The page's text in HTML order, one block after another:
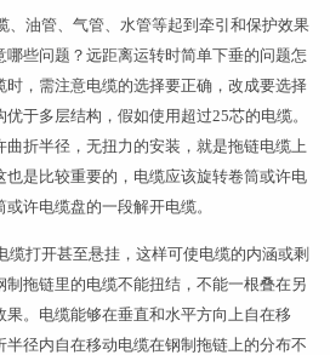
、油管、气管、水管等起到牵引和保护效果
哪些问题？远距离运转时简单下垂的问题怎
，需注意电缆的选择要正确，改成要选择
于多层结构，假如使用超过25芯的电缆。
折半径，无扭力的安装，就是拖链电缆上
也是比较重要的，电缆应该旋转卷筒或许电
许电缆盘的一段解开电缆。
缆打开甚至悬挂，这样可使电缆的内涵或剩
拖链里的电缆不能扭结，不能一根叠在另
果。电缆能够在垂直和水平方向上自在移
径内自在移动电缆在钢制拖链上的分布不